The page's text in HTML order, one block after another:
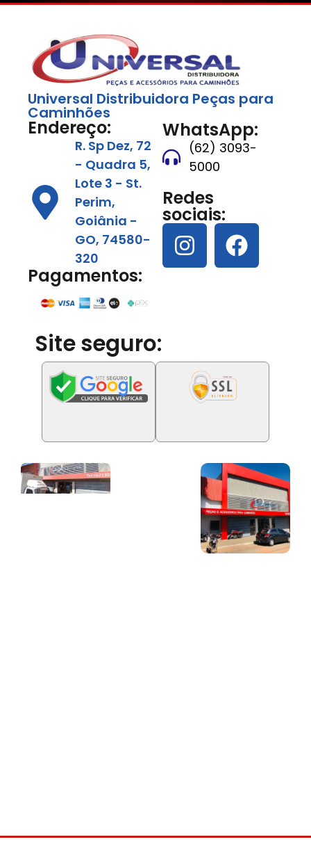
Universal Distribuidora Peças para
Caminhões
Endereço:
R. Sp Dez, 72
- Quadra 5,
Lote 3 - St.
Perim,
Goiânia -
GO, 74580-
320
Pagamentos:
WhatsApp:
(62) 3093-
5000
Redes
sociais:
Site seguro: